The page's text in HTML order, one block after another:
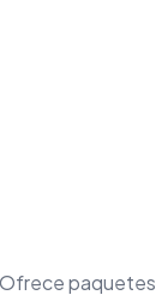
Ofrece paquetes